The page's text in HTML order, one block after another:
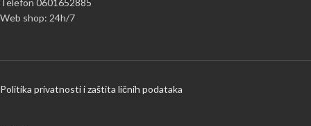
Web shop: 24h/7
Politika privatnosti i zaštita ličnih podataka